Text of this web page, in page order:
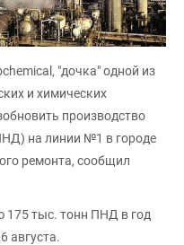
"дочка" одной из
и химических
производство
на линии №1 в городе
ремонта, сообщил
175 тыс. тонн ПНД в год
августа.